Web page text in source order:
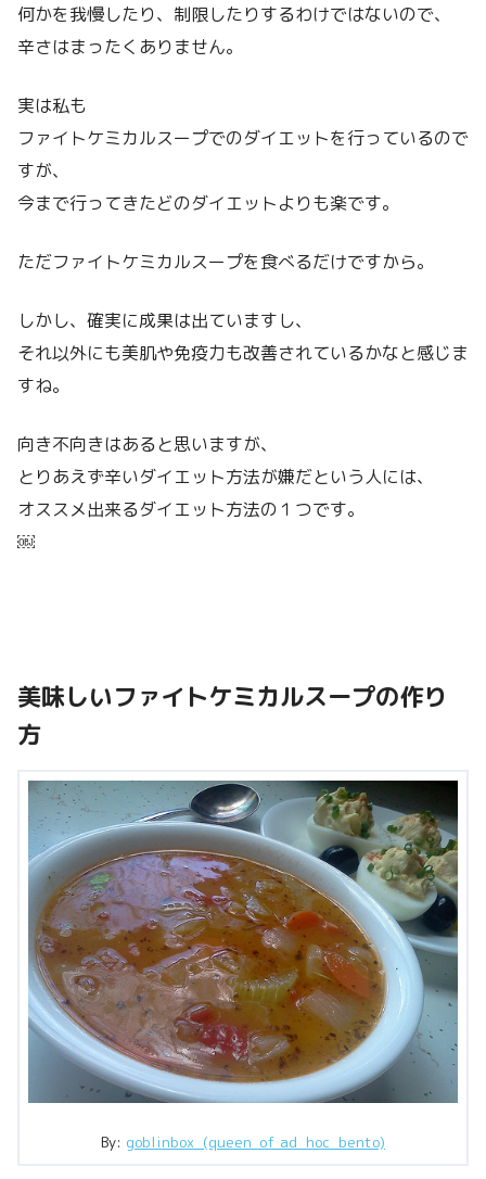
何かを我慢したり、制限したりするわけではないので、
辛さはまったくありません。
実は私も
ファイトケミカルスープでのダイエットを行っているので
すが、
今まで行ってきたどのダイエットよりも楽です。
ただファイトケミカルスープを食べるだけですから。
しかし、確実に成果は出ていますし、
それ以外にも美肌や免疫力も改善されているかなと感じま
すね。
向き不向きはあると思いますが、
とりあえず辛いダイエット方法が嫌だという人には、
オススメ出来るダイエット方法の１つです。
￼
美味しいファイトケミカルスープの作り
方
By: goblinbox_(queen_of_ad_hoc_bento)